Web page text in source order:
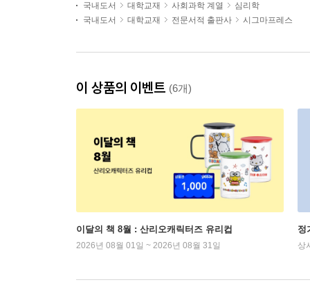
국내도서 대학교재 사회과학 계열
심리학
국내도서
대학교재 전문서적 출판사 시그마프레스
이 상품의 이벤트 (6개)
이달의 책 8월 : 산리오캐릭터즈 유리컵
2026년 08월 01일 ~ 2026년 08월 31일
정
상